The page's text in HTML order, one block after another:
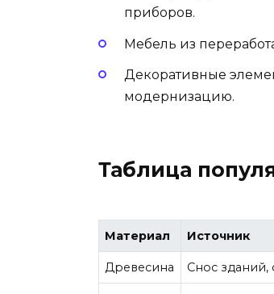
приборов.
Мебель из
Декоративные
модернизацию.
Таблица
Материал Источник
Древесина Снос зданий,